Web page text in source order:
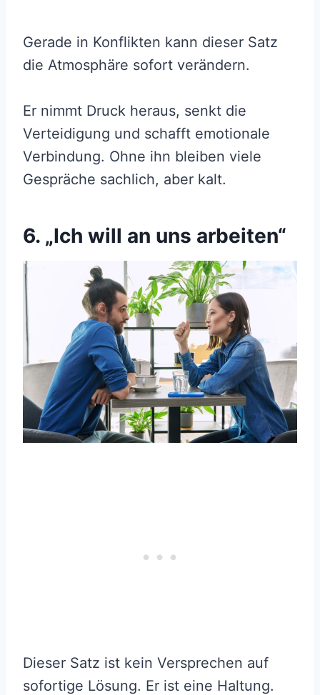
Gerade in Konflikten kann dieser Satz
die Atmosphäre sofort verändern.
Er nimmt Druck heraus, senkt die
Verteidigung und schafft emotionale
Verbindung. Ohne ihn bleiben viele
Gespräche sachlich, aber kalt.
6. „Ich will an uns arbeiten“
Dieser Satz ist kein Versprechen auf
sofortige Lösung. Er ist eine Haltung.